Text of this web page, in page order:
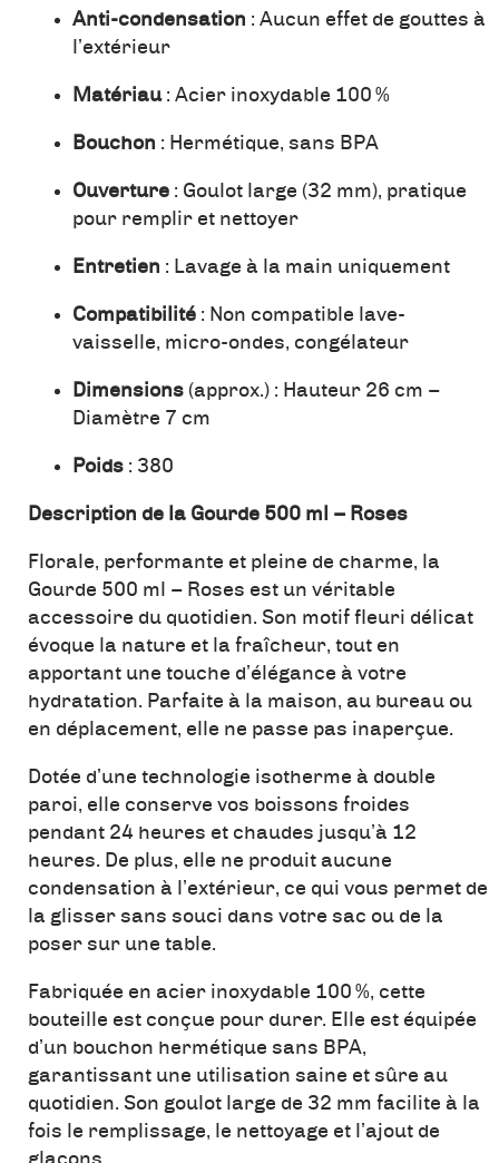
Anti-condensation : Aucun effet de gouttes à
l’extérieur
Matériau: Acier inoxydable 100 %
Bouchon : Hermétique, sans BPA
Ouverture : Goulot large (32 mm), pratique
pour remplir et nettoyer
Entretien : Lavage à la main uniquement
Compatibilité : Non compatible lave-
vaisselle, micro-ondes, congélateur
Dimensions (approx.) : Hauteur 26 cm –
Diamètre 7 cm
Poids : 380
Description de la Gourde 500 ml – Roses
Florale, performante et pleine de charme, la
Gourde 500 ml – Roses est un véritable
accessoire du quotidien. Son motif fleuri délicat
évoque la nature et la fraîcheur, tout en
apportant une touche d’élégance à votre
hydratation. Parfaite à la maison, au bureau ou
en déplacement, elle ne passe pas inaperçue.
Dotée d’une technologie isotherme à double
paroi, elle conserve vos boissons froides
pendant 24 heures et chaudes jusqu’à 12
heures. De plus, elle ne produit aucune
condensation à l’extérieur, ce qui vous permet de
la glisser sans souci dans votre sac ou de la
poser sur une table.
Fabriquée en acier inoxydable 100 %, cette
bouteille est conçue pour durer. Elle est équipée
d’un bouchon hermétique sans BPA,
garantissant une utilisation saine et sûre au
quotidien. Son goulot large de 32 mm facilite à la
fois le remplissage, le nettoyage et l’ajout de